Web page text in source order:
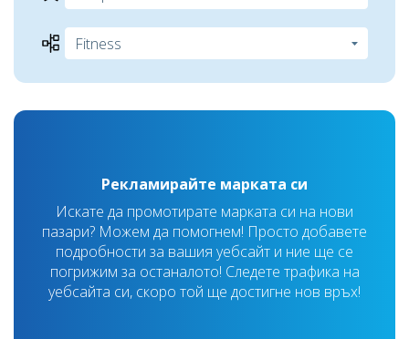
Рекламирайте марката си
Искате да промотирате марката си на нови
пазари? Можем да помогнем! Просто добавете
подробности за вашия уебсайт и ние ще се
погрижим за останалото! Следете трафика на
уебсайта си, скоро той ще достигне нов връх!